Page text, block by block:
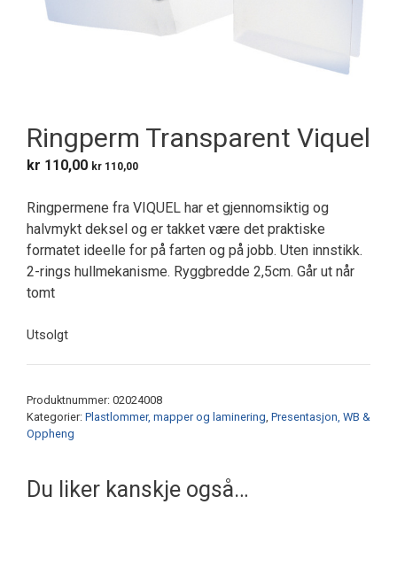
Ringperm Transparent Viquel
kr 110,00 kr 110,00
Ringpermene fra VIQUEL har et gjennomsiktig og
halvmykt deksel og er takket være det praktiske
formatet ideelle for på farten og på jobb. Uten innstikk.
2-rings hullmekanisme. Ryggbredde 2,5cm. Går ut når
tomt
Utsolgt
Produktnummer: 02024008
Kategorier: Plastlommer, mapper og laminering Presentasjon, WB &
Oppheng
Du liker kanskje også…